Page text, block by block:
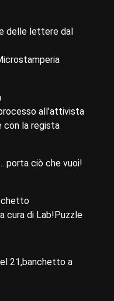
delle lettere dal
all'attivista
con la regista
porta ciò che vuoi!
cura di Lab!Puzzle
21,banchetto a